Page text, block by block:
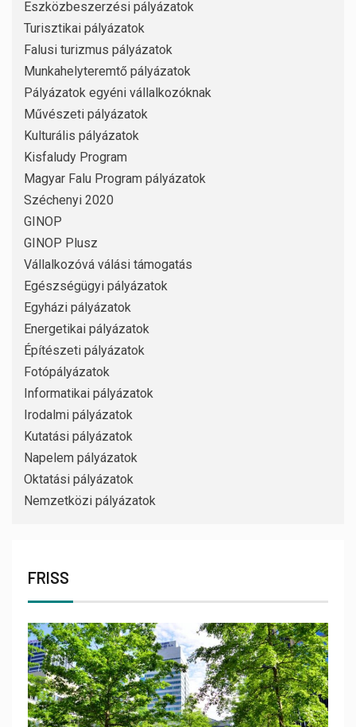
Eszközbeszerzési pályázatok
Turisztikai pályázatok
Falusi turizmus pályázatok
Munkahelyteremtő pályázatok
Pályázatok egyéni vállalkozóknak
Művészeti pályázatok
Kulturális pályázatok
Kisfaludy Program
Magyar Falu Program pályázatok
Széchenyi 2020
GINOP
GINOP Plusz
Vállalkozóvá válási támogatás
Egészségügyi pályázatok
Egyházi pályázatok
Energetikai pályázatok
Építészeti pályázatok
Fotópályázatok
Informatikai pályázatok
Irodalmi pályázatok
Kutatási pályázatok
Napelem pályázatok
Oktatási pályázatok
Nemzetközi pályázatok
FRISS